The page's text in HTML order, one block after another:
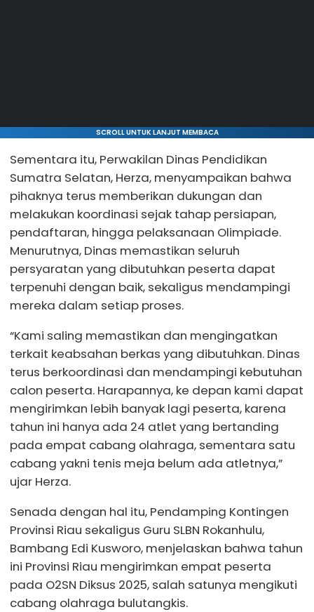
SCROLL UNTUK LANJUT MEMBACA
Sementara itu, Perwakilan Dinas Pendidikan
Sumatra Selatan, Herza, menyampaikan bahwa
pihaknya terus memberikan dukungan dan
melakukan koordinasi sejak tahap persiapan,
pendaftaran, hingga pelaksanaan Olimpiade.
Menurutnya, Dinas memastikan seluruh
persyaratan yang dibutuhkan peserta dapat
terpenuhi dengan baik, sekaligus mendampingi
mereka dalam setiap proses.
“Kami saling memastikan dan mengingatkan
terkait keabsahan berkas yang dibutuhkan. Dinas
terus berkoordinasi dan mendampingi kebutuhan
calon peserta. Harapannya, ke depan kami dapat
mengirimkan lebih banyak lagi peserta, karena
tahun ini hanya ada 24 atlet yang bertanding
pada empat cabang olahraga, sementara satu
cabang yakni tenis meja belum ada atletnya,”
ujar Herza.
Senada dengan hal itu, Pendamping Kontingen
Provinsi Riau sekaligus Guru SLBN Rokanhulu,
Bambang Edi Kusworo, menjelaskan bahwa tahun
ini Provinsi Riau mengirimkan empat peserta
pada O2SN Diksus 2025, salah satunya mengikuti
cabang olahraga bulutangkis.